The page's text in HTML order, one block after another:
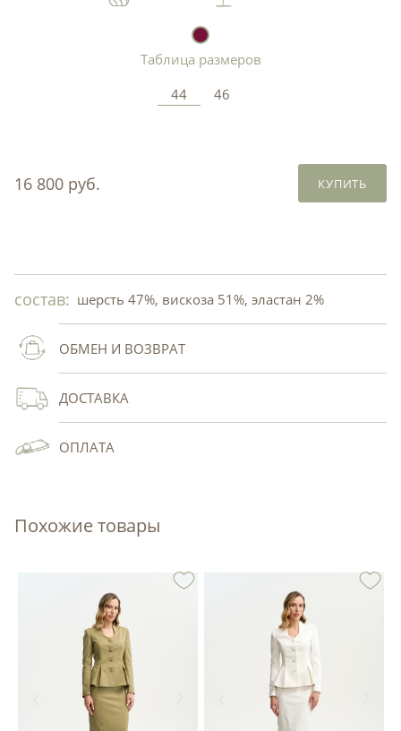
Таблица размеров
44
46
16 800 руб. КУПИТЬ
состав: шерсть 47%, вискоза 51%, эластан 2%
ОБМЕН И ВОЗВРАТ
ДОСТАВКА
ОПЛАТА
Похожие товары